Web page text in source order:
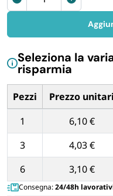
anti
-
Cimici
Fulmine
300
ml
quantità
Seleziona la
risparmia
Tabella dei prezzi
Pezzi Prezzo
1
6,10 €
3
4,03 €
6
3,10 €
Consegna:24/48h